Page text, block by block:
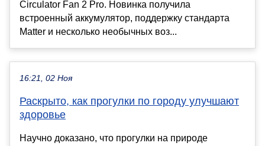
Circulator Fan 2 Pro. Новинка получила
встроенный аккумулятор, поддержку стандарта
Matter и несколько необычных воз...
16:21, 02 Ноя
Раскрыто, как прогулки по городу улучшают
здоровье
Научно доказано, что прогулки на природе